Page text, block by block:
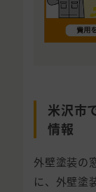
米沢市
情報
外壁塗装の
に、外壁塗